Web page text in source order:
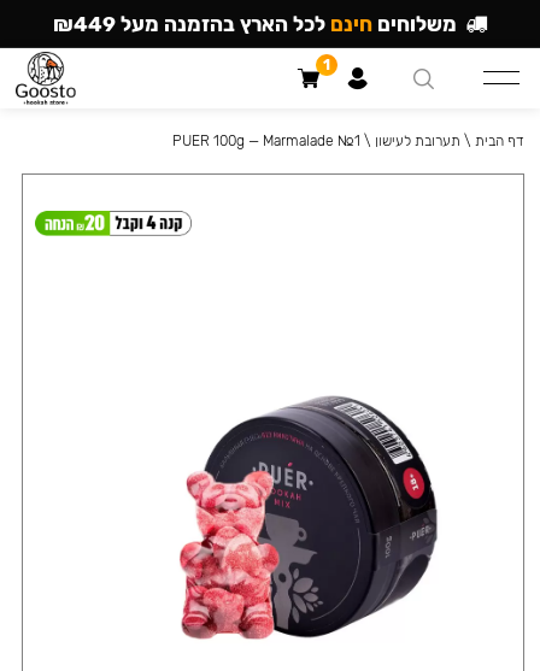
דף הבית \ תערובת לעישון \
PUER 100g — Marmalade №1
משלוחים חינם לכל הארץ בהזמנה מעל ₪449
1